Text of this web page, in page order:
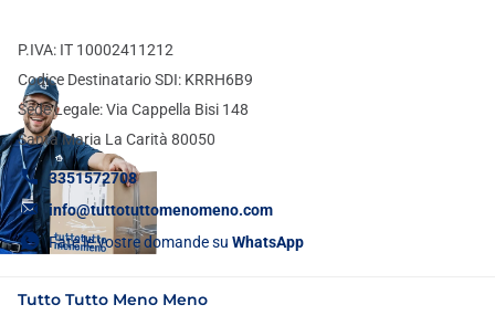
P.IVA: IT 10002411212
Codice Destinatario SDI: KRRH6B9
Sede Legale: Via Cappella Bisi 148
Santa Maria La Carità 80050
3351572708
info@tuttotuttomenomeno.com
Fate le vostre domande su WhatsApp
Tutto Tutto Meno Meno